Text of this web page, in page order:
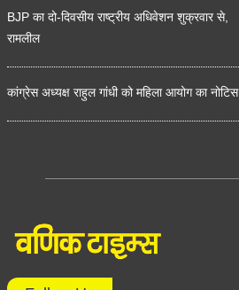
BJP का दो-दिवसीय राष्ट्रीय अधिवेशन शुक्रवार से,
रामलील
कांग्रेस अध्यक्ष राहुल गांधी को महिला आयोग का नोटिस